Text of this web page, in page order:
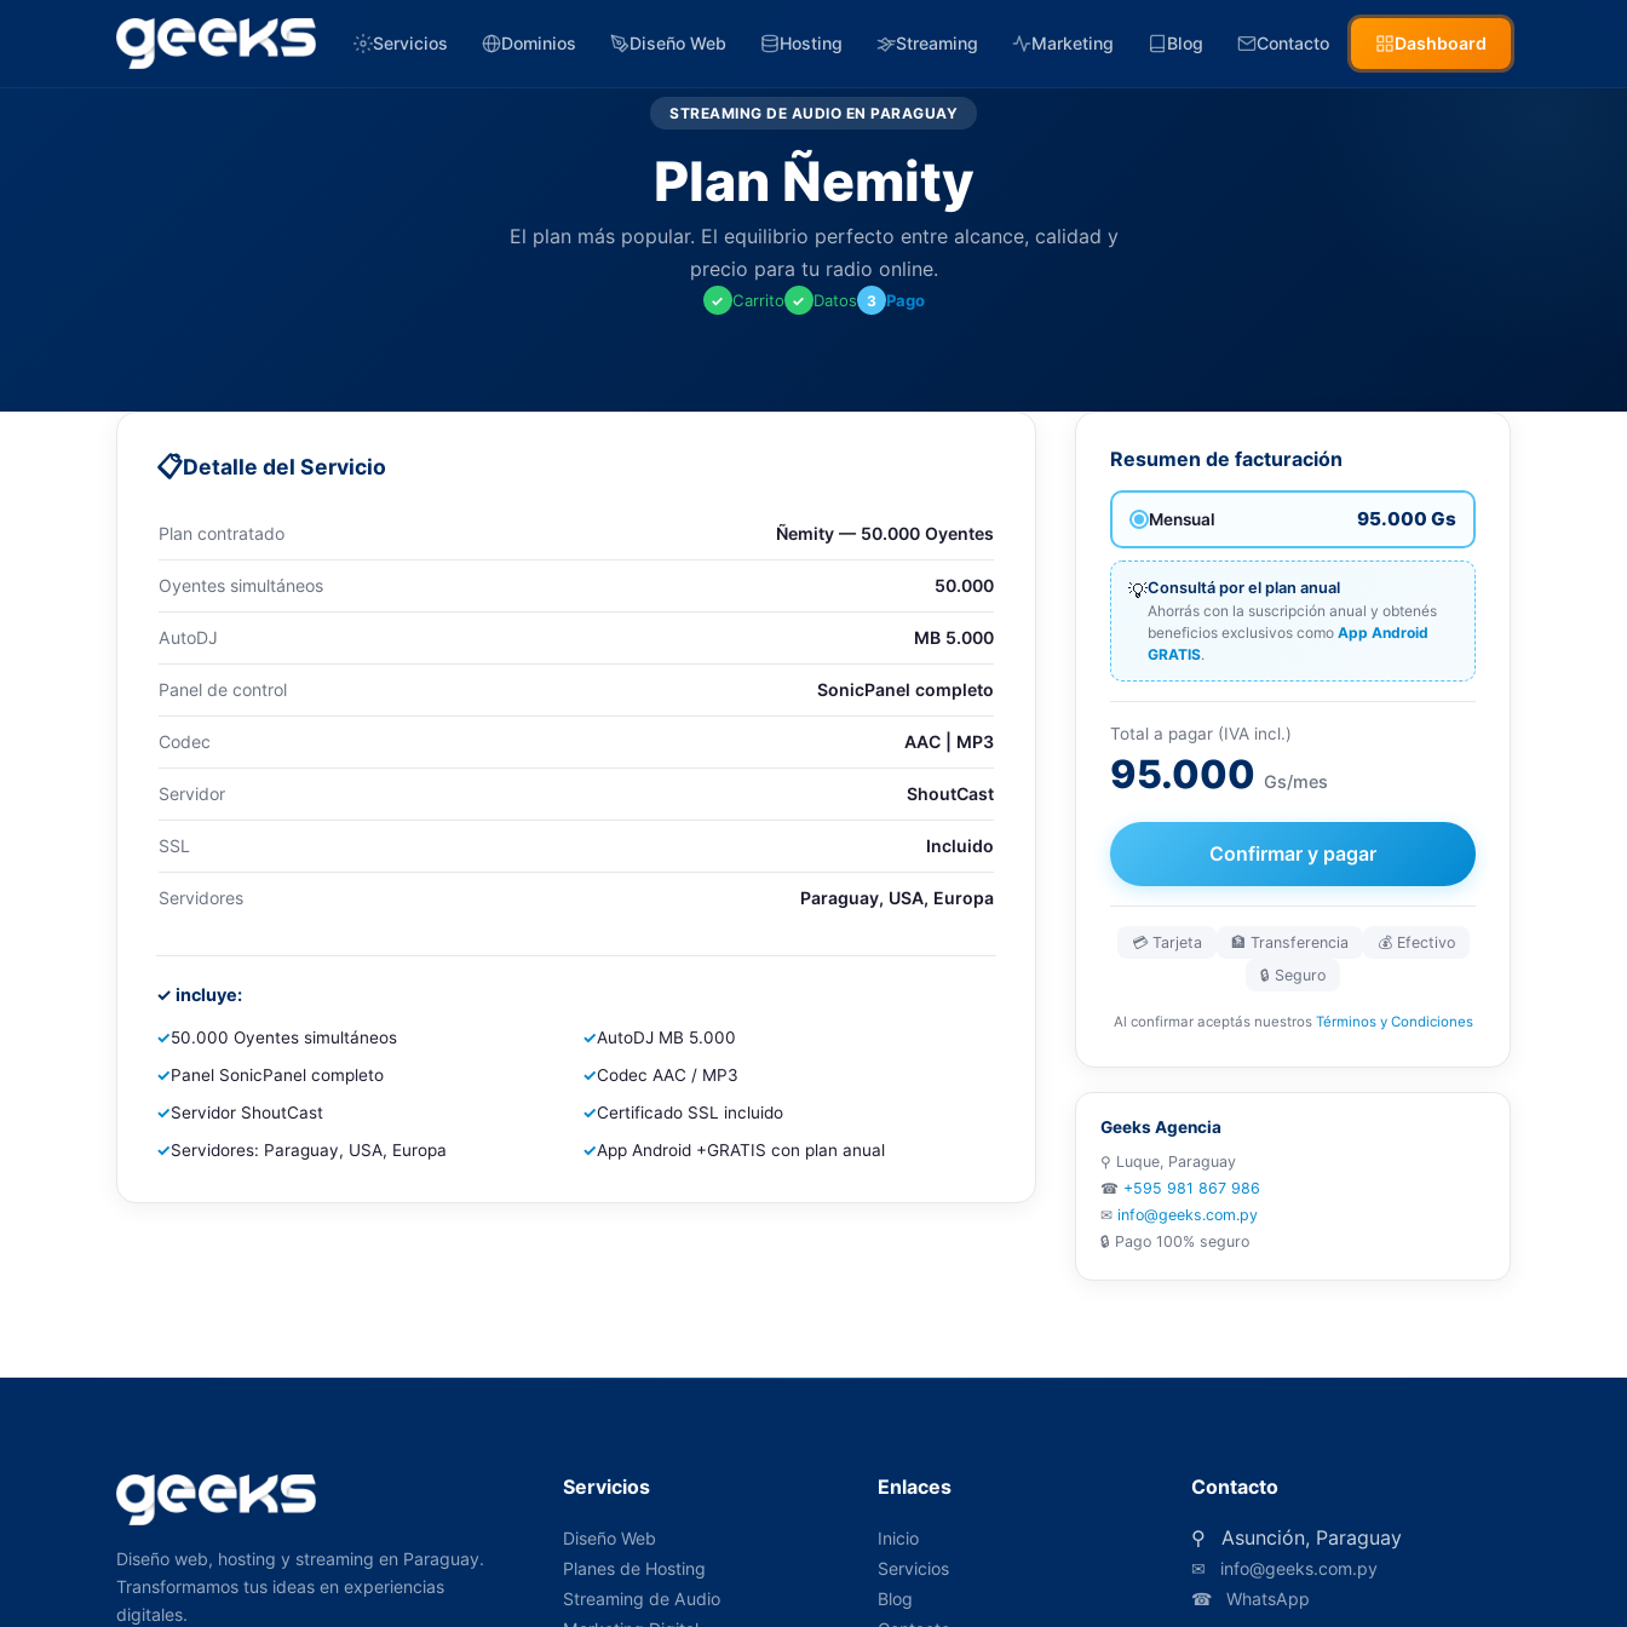
Servicios Dominios Diseño Web Hosting Streaming Marketing Blog Contacto Dashboard
STREAMING DE AUDIO EN PARAGUAY
Plan Ñemity
El plan más popular. El equilibrio perfecto entre alcance, calidad y
precio para tu radio online.
✓ Carrito ✓ Datos 3 Pago
📋Detalle del Servicio
Plan contratado Ñemity — 50.000 Oyentes
Oyentes simultáneos 50.000
AutoDJ MB 5.000
Panel de control SonicPanel completo
Codec AAC | MP3
Servidor ShoutCast
SSL Incluido
Servidores Paraguay, USA, Europa
✓ incluye:
✓50.000 Oyentes simultáneos ✓AutoDJ MB 5.000
✓Panel SonicPanel completo ✓Codec AAC / MP3
✓Servidor ShoutCast ✓Certificado SSL incluido
✓Servidores: Paraguay, USA, Europa ✓App Android +GRATIS con plan anual
Resumen de facturación
Mensual 95.000 Gs
💡Consultá por el plan anual
Ahorrás con la suscripción anual y obtenés
beneficios exclusivos como App Android
GRATIS.
Total a pagar (IVA incl.)
95.000 Gs/mes
Confirmar y pagar
💳 Tarjeta 🏦 Transferencia
💰 Efectivo
🔒 Seguro
Al confirmar aceptás nuestros Términos y Condiciones
Geeks Agencia
⚲ Luque, Paraguay
☎ +595 981 867 986
✉ info@geeks.com.py
🔒 Pago 100% seguro
Diseño web, hosting y streaming en Paraguay.
Transformamos tus ideas en experiencias
digitales.
Servicios
Diseño Web
Planes de Hosting
Streaming de Audio
Enlaces
Inicio
Servicios
Blog
Contacto
⚲ Asunción, Paraguay
✉
info@geeks.com.py
☎
WhatsApp